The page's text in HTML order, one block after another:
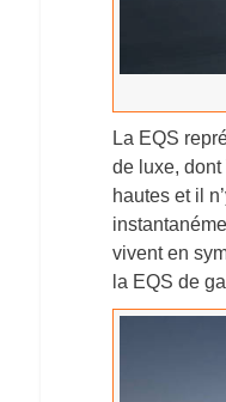
La EQS
de luxe,
hautes et il
vivent en
la EQS de